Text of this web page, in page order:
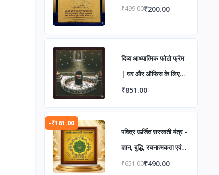
₹499.00₹200.00
दिव्य आध्यात्मिक फोटो फ्रेम
| घर और ऑफिस के लिए
पवित्र वॉल डेकोर
₹851.00
-₹161.00
पवित्र ऊर्जित सरस्वती यंत्र –
ज्ञान, बुद्धि, रचनात्मकता एवं
शिक्षा में सफलता हेतु दिव्य
₹651.00₹490.00